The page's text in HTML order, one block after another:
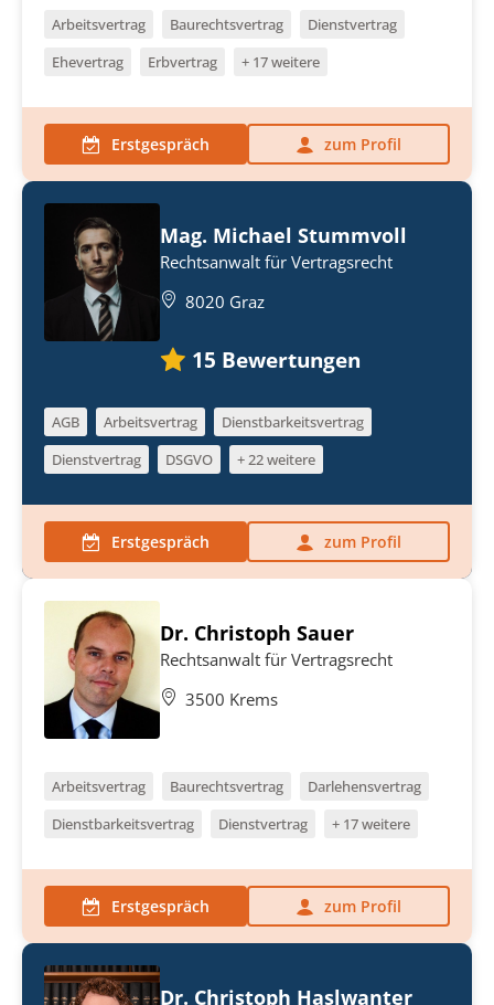
Arbeitsvertrag Baurechtsvertrag
Dienstvertrag
Ehevertrag
Erbvertrag + 17 weitere
Erstgespräch zum Profil
Mag. Michael Stummvoll
Rechtsanwalt für Vertragsrecht
8020 Graz
15 Bewertungen
AGB Arbeitsvertrag
Dienstbarkeitsvertrag
Dienstvertrag
DSGVO + 22 weitere
Erstgespräch zum Profil
Dr. Christoph Sauer
Rechtsanwalt für Vertragsrecht
3500 Krems
Arbeitsvertrag Baurechtsvertrag
Darlehensvertrag
Dienstbarkeitsvertrag
Dienstvertrag + 17 weitere
Erstgespräch zum Profil
Dr. Christoph Haslwanter